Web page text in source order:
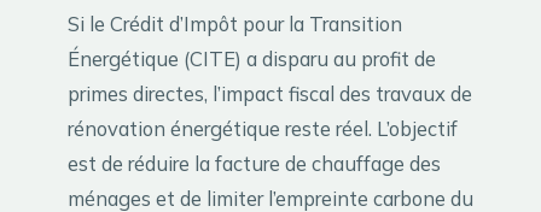
Si le Crédit d’Impôt pour la Transition
Énergétique (CITE) a disparu au profit de
primes directes, l’impact fiscal des travaux de
rénovation énergétique reste réel. L’objectif
est de réduire la facture de chauffage des
ménages et de limiter l’empreinte carbone du